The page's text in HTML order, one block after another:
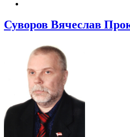
Суворов Вячеслав